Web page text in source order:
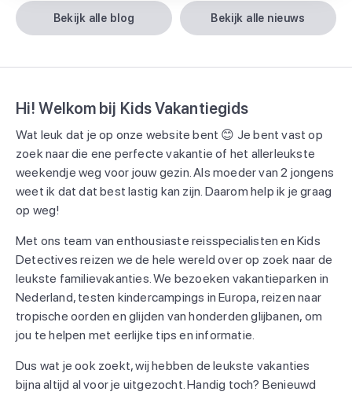
bekijk alle blog bekijk alle nieuws
Hi! Welkom bij Kids Vakantiegids
Wat leuk dat je op onze website bent 😊 Je bent vast op
zoek naar die ene perfecte vakantie of het allerleukste
weekendje weg voor jouw gezin. Als moeder van 2 jongens
weet ik dat dat best lastig kan zijn. Daarom help ik je graag
op weg!
Met ons team van enthousiaste reisspecialisten en Kids
Detectives reizen we de hele wereld over op zoek naar de
leukste familievakanties. We bezoeken vakantieparken in
Nederland, testen kindercampings in Europa, reizen naar
tropische oorden en glijden van honderden glijbanen, om
jou te helpen met eerlijke tips en informatie.
Dus wat je ook zoekt, wij hebben de leukste vakanties
bijna altijd al voor je uitgezocht. Handig toch? Benieuwd